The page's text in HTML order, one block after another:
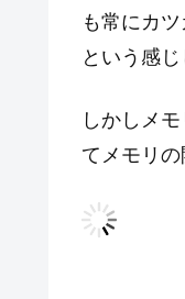
も常にカ
という感じ
しかしメ
てメモリの